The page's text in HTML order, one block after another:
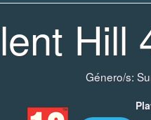
Hill
Género/s: